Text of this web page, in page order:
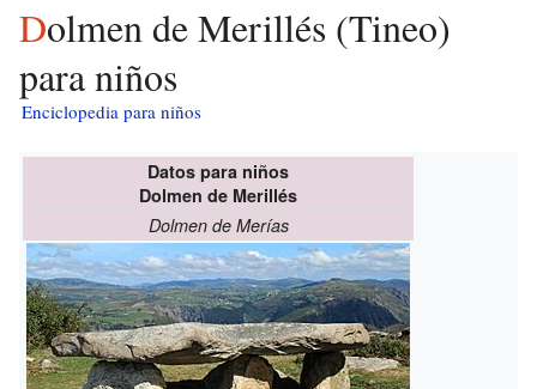
Dolmen de Merillés (Tineo)
para niños
Enciclopedia para niños
Datos para niños
Dolmen de Merillés
Dolmen de Merías